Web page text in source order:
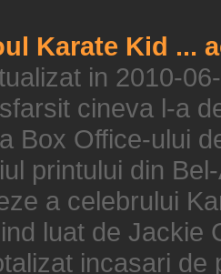
Karate Kid ...
in 2010-
cineva l-a
Box Office-ului
printului din
a celebrului
luat de Jackie
incasari